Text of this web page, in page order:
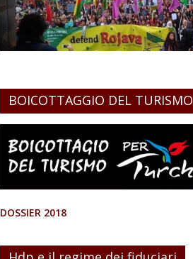
BOICOTTAGGIO DEL TURISMO
DOSSIER 2018